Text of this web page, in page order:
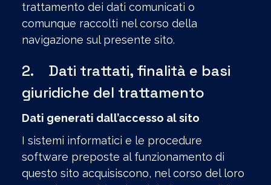
trattamento dei dati comunicati o
comunque raccolti nel corso della
navigazione sul presente sito.
2. Dati trattati, finalità e basi
giuridiche del trattamento
Dati generati dall’accesso al sito
I sistemi informatici e le procedure
software preposte al funzionamento di
questo sito acquisiscono, nel corso del loro